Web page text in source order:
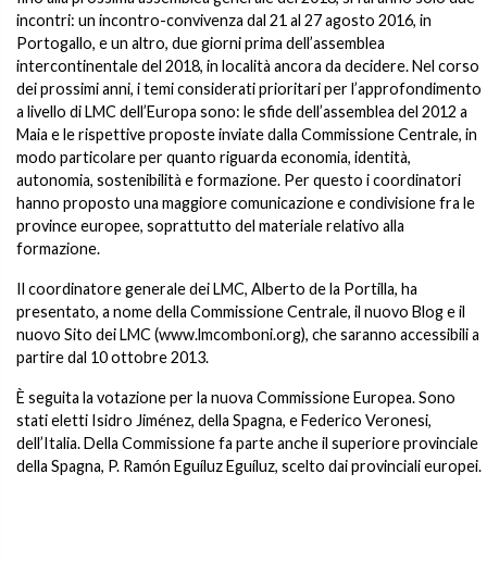
incontri: un incontro-convivenza dal 21 al 27 agosto 2016, in
Portogallo, e un altro, due giorni prima dell’assemblea
intercontinentale del 2018, in località ancora da decidere. Nel corso
dei prossimi anni, i temi considerati prioritari per l’approfondimento
a livello di LMC dell’Europa sono: le sfide dell’assemblea del 2012 a
Maia e le rispettive proposte inviate dalla Commissione Centrale, in
modo particolare per quanto riguarda economia, identità,
autonomia, sostenibilità e formazione. Per questo i coordinatori
hanno proposto una maggiore comunicazione e condivisione fra le
province europee, soprattutto del materiale relativo alla
formazione.
Il coordinatore generale dei LMC, Alberto de la Portilla, ha
presentato, a nome della Commissione Centrale, il nuovo Blog e il
nuovo Sito dei LMC (www.lmcomboni.org), che saranno accessibili a
partire dal 10 ottobre 2013.
È seguita la votazione per la nuova Commissione Europea. Sono
stati eletti Isidro Jiménez, della Spagna, e Federico Veronesi,
dell’Italia. Della Commissione fa parte anche il superiore provinciale
della Spagna, P. Ramón Eguíluz Eguíluz, scelto dai provinciali europei.